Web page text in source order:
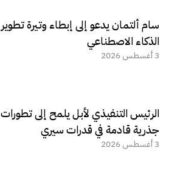
سام ألتمان يدعو إلى إبطاء وتيرة تطوير
الذكاء الاصطناعي
3 أغسطس 2026
الرئيس التنفيذي لأبل يلمح إلى تطورات
جذرية قادمة في قدرات سيري
3 أغسطس 2026